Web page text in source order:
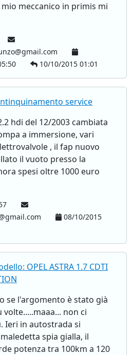
meccanico in primis mi
10/10/2015 01:01
service
hdi del 12/2003 cambiata
a immersione, vari
, il fap nuovo
il vuoto presso la
spesi oltre 1000 euro
08/10/2015
OPEL ASTRA 1.7 CDTI
se l'argomento è stato già
non ci
Ieri in autostrada si
spia gialla, il
potenza tra 100km a 120